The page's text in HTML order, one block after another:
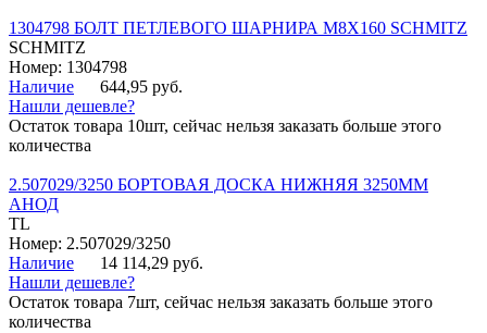
1304798 БОЛТ ПЕТЛЕВОГО ШАРНИРА М8Х160 SCHMITZ
SCHMITZ
Номер: 1304798
Наличие
644,95 руб.
Нашли дешевле?
Остаток товара 10шт, сейчас нельзя заказать больше этого
количества
2.507029/3250 БОРТОВАЯ ДОСКА НИЖНЯЯ 3250ММ
АНОД
TL
Номер: 2.507029/3250
Наличие
14 114,29 руб.
Нашли дешевле?
Остаток товара 7шт, сейчас нельзя заказать больше этого
количества